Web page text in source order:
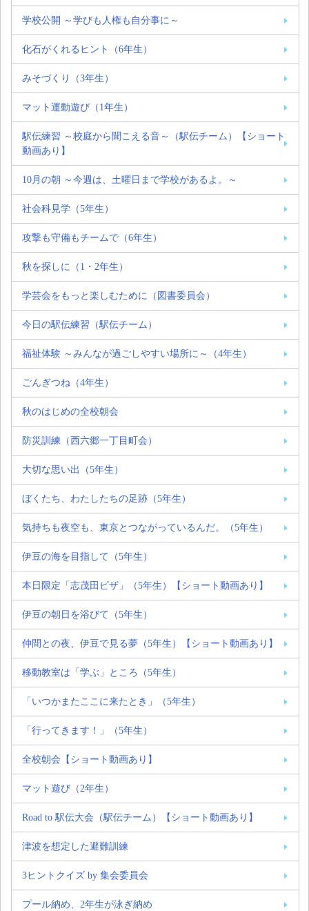
学校公開 ～学びも人権も自分事に～
化石がくれるヒント（6年生）
みそづくり（3年生）
マット運動遊び（1年生）
駅伝練習 ～校庭から聞こえる音～（駅伝チーム）【ショート
動画あり】
10月の朝 ～今週は、土曜日まで学校があるよ。～
社会科見学（5年生）
攻撃も守備もチームで（6年生）
秋を探しに（1・2年生）
学芸会をもっと楽しむために（図書委員会）
今日の駅伝練習（駅伝チーム）
福祉体験 ～みんなが過ごしやすい場所に～（4年生）
ごんぎつね（4年生）
秋のはじめの全校朝会
防災訓練（西六郷一丁目町会）
大切な思い出（5年生）
ぼくたち、わたしたちの足跡（5年生）
気持ちも夜空も、東京とつながっているんだ。（5年生）
伊豆の海を目指して（5年生）
本日限定「志茂田ピザ」（5年生）【ショート動画あり】
伊豆の朝日を浴びて（5年生）
仲間との夜、伊豆で見る夢（5年生）【ショート動画あり】
移動教室は「学ぶ」ところ（5年生）
「いつかまたここに来たとき」（5年生）
「行ってきます！」（5年生）
全校朝会【ショート動画あり】
マット遊び（2年生）
Road to 駅伝大会（駅伝チーム）【ショート動画あり】
津波を想定した避難訓練
3ヒントクイズ by 集会委員会
プール納め、2年生が泳ぎ納め